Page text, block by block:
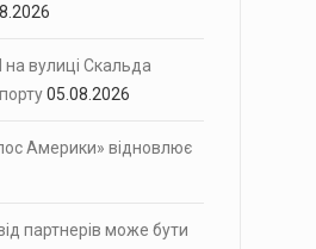
вулиці Скальда
05.08.2026
Америки» відновлює
партнерів може бути